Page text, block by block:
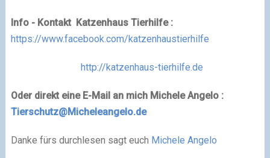
Info - Kontakt Katzenhaus Tierhilfe :
https://www.facebook.com/katzenhaustierhilfe
http://katzenhaus-tierhilfe.de
Oder direkt eine E-Mail an mich Michele Angelo :
Tierschutz@Micheleangelo.de
Danke fürs durchlesen sagt euch Michele Angelo